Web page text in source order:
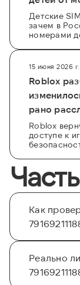
Детские
зачем в
номерами
15 июня 2026 г.
Roblox
рано
Roblox
доступе к
Как
Реально